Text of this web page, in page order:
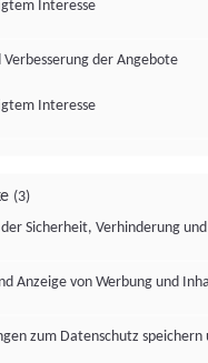
Interesse
der Angebote
Interesse
(3)
Sicherheit, Verhinderung
Anzeige von Werbung und
zum Datenschutz